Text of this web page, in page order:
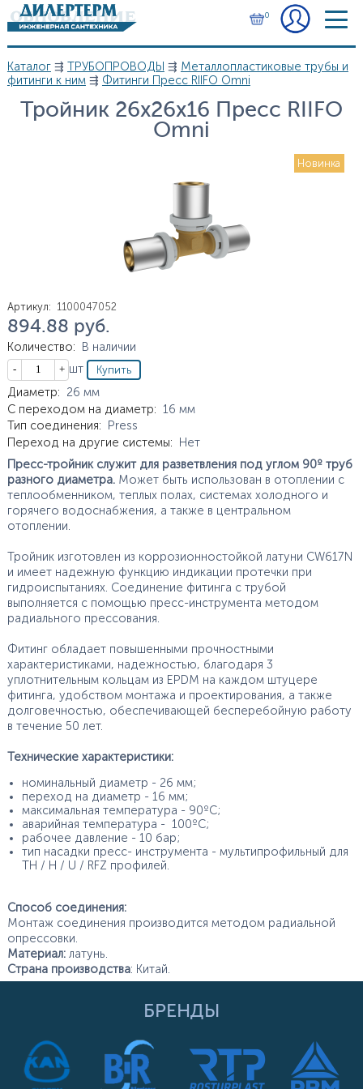
Перейти к основному содержанию
0
Вы здесь
Каталог⇶ ТРУБОПРОВОДЫ ⇶ Металлопластиковые трубы и
фитинги к ним⇶ Фитинги Пресс RIIFO Omni
Тройник 26х26х16 Пресс RIIFO
Omni
Новинка
Артикул: 1100047052
Цена
894.88 руб.
Количество:
В наличии
Кол-во
шт
Характеристики
Диаметр: 26 мм
С переходом на диаметр: 16 мм
Тип соединения:
Press
Переход на другие системы:
Нет
Пресс-тройник служит для разветвления под углом 90º труб
разного диаметра.Может быть использован в отоплении с
теплообменником, теплых полах, системах холодного и
горячего водоснабжения, а также в центральном
отоплении.
Тройник изготовлен из коррозионностойкой латуни CW617N
и имеет надежную функцию индикации протечки при
гидроиспытаниях. Соединение фитинга с трубой
выполняется с помощью пресс-инструмента методом
радиального прессования.
Фитинг обладает повышенными прочностными
характеристиками, надежностью, благодаря 3
уплотнительным кольцам из EPDM на каждом штуцере
фитинга, удобством монтажа и проектирования, а также
долговечностью, обеспечивающей бесперебойную работу
в течение 50 лет.
Технические характеристики:
номинальный диаметр - 26 мм;
переход на диаметр - 16 мм;
максимальная температура - 90ºС;
аварийная температура - 100ºС;
рабочее давление - 10 бар;
тип насадки пресс- инструмента - мультипрофильный для
TH / H / U / RFZ профилей.
Способ соединения:
Монтаж соединения производится методом радиальной
опрессовки.
Материал:латунь.
Страна производства: Китай.
БРЕНДЫ